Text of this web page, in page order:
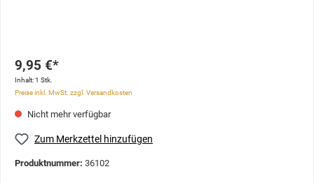
9,95 €*
Inhalt:1 Stk.
Preise inkl. MwSt. zzgl. Versandkosten
Nicht mehr verfügbar
Zum Merkzettel hinzufügen
Produktnummer: 36102